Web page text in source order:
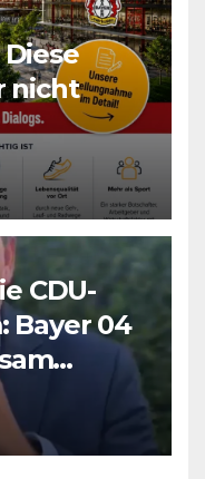
nicht
CDU-
Bayer 04